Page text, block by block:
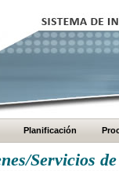
Planificación
Servicios